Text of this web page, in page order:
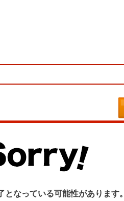
なっている可能性があります。